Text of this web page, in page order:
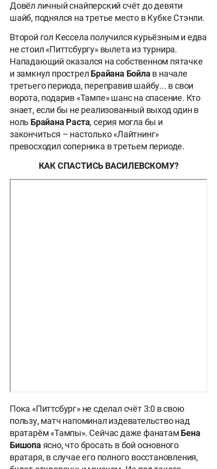
Довёл личный снайперский счёт до девяти
шайб, поднялся на третье место в Кубке Стэнли.
Второй гол Кессела получился курьёзным и едва
не стоил «Питтсбургу» вылета из турнира.
Нападающий оказался на собственном пятачке
и замкнул прострел Брайана Бойла в начале
третьего периода, переправив шайбу... в свои
ворота, подарив «Тампе» шанс на спасение. Кто
знает, если бы не реализованный выход один в
ноль Брайана Раста, серия могла бы и
закончиться – настолько «Лайтнинг»
превосходил соперника в третьем периоде.
КАК СПАСТИСЬ ВАСИЛЕВСКОМУ?
Пока «Питтсбург» не сделал счёт 3:0 в свою
пользу, матч напоминал издевательство над
вратарём «Тампы». Сейчас даже фанатам Бена
Бишопа ясно, что бросать в бой основного
вратаря, в случае его полного восстановления,